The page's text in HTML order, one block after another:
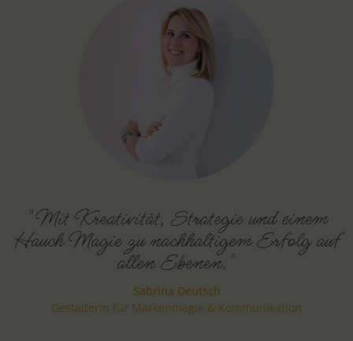
"Mit Kreativität, Strategie und einem
Hauch Magie zu nachhaltigem Erfolg auf
allen Ebenen."
Sabrina Deutsch
Gestalterin für Markenmagie & Kommunikation